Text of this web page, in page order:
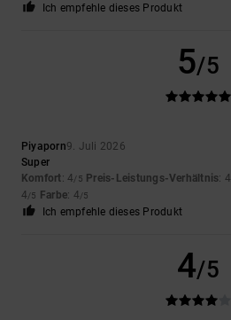
Ich empfehle dieses Produkt
5/5
Piyaporn9. Juli 2026
Super
Komfort: 4/5 Preis-Leistungs-Verhältnis: 4
4/5 Farbe: 4/5
Ich empfehle dieses Produkt
4/5